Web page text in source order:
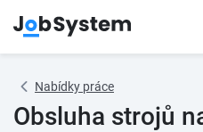
Nabídky práce
Obsluha strojů